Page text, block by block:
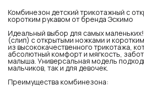
Комбинезон детский трикотажный с
коротким рукавом от бренда Эскимо
Идеальный выбор для самых
(слип) с открытыми ножками и
из высококачественного трикотажа,
абсолютный комфорт и мягкость,
малыша. Универсальная модель
мальчиков, так и для девочек.
Преимущества комбинезона: